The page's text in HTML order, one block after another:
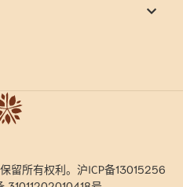
留所有权利。沪ICP备13015256